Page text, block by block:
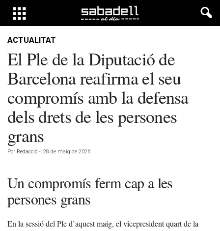
ACTUALITAT
El Ple de la Diputació de
Barcelona reafirma el seu
compromís amb la defensa
dels drets de les persones
grans
Por Redacció - 28 de maig de 2026
Un compromís ferm cap a les
persones grans
En la sessió del Ple d’aquest maig, el vicepresident quart de la